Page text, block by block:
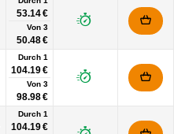
53.14 €
Von 3
50.48 €
Durch 1
104.19 €
Von 3
98.98 €
Durch 1
104.19 €